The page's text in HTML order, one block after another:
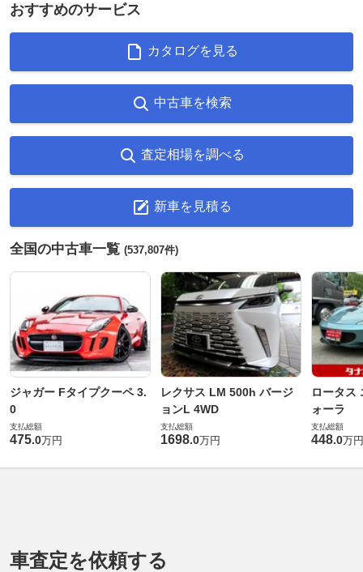
おすすめのサービス
カタログを見る
中古車を検索
査定相場を調べる
新車を見積る
全国の中古車一覧 (537,807件)
ジャガー Fタイプクーペ 3.
0
支払総額
475.0万円
レクサス LM 500h バージ
ョンL 4WD
支払総額
1698.0万円
ロータス
ォーラ
支払総額
448.0万円
車査定を依頼する